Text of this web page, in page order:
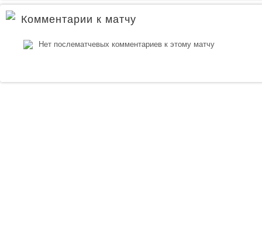
Комментарии к матчу
Нет послематчевых комментариев к этому матчу